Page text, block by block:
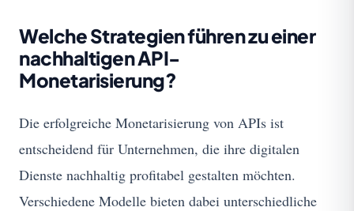
Welche Strategien führen zu einer
nachhaltigen API-
Monetarisierung?
Die erfolgreiche Monetarisierung von APIs ist
entscheidend für Unternehmen, die ihre digitalen
Dienste nachhaltig profitabel gestalten möchten.
Verschiedene Modelle bieten dabei unterschiedliche